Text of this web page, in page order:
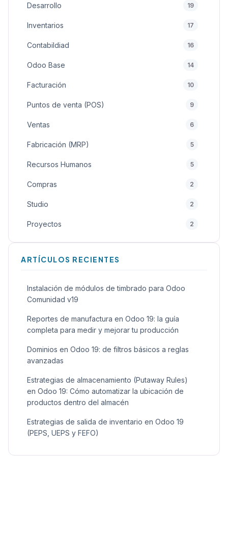
Desarrollo 19
Inventarios 17
Contabildiad 16
Odoo Base 14
Facturación 10
Puntos de venta (POS) 9
Ventas 6
Fabricación (MRP) 5
Recursos Humanos 5
Compras 2
Studio 2
Proyectos 2
Calidad 2
General
Inteligencia Artificial (IA)
Sitio Web
Alquiler
ARTÍCULOS RECIENTES
Instalación de módulos de timbrado para Odoo
Comunidad v19
Reportes de manufactura en Odoo 19: la guía
completa para medir y mejorar tu producción
Dominios en Odoo 19: de filtros básicos a reglas
avanzadas
Estrategias de almacenamiento (Putaway Rules)
en Odoo 19: Cómo automatizar la ubicación de
productos dentro del almacén
Estrategias de salida de inventario en Odoo 19
(PEPS, UEPS y FEFO)